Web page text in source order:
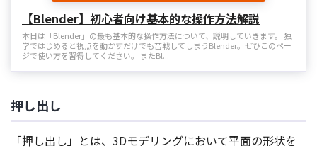
【Blender】初心者向け基本的な操作方法解説
本日は「Blender」の最も基本的な操作方法について、説明していきます。 独
学ではじめると視点を動かすだけでも苦戦してしまうBlender。ぜひこのペー
ジで使い方を習得してください。 またBl...
押し出し
「押し出し」とは、3Dモデリングにおいて平面の形状を